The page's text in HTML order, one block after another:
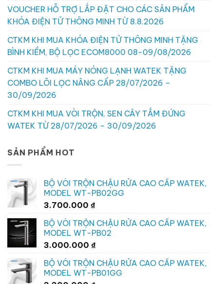
VOUCHER HỖ TRỢ LẮP ĐẶT CHO CÁC SẢN PHẨM
KHÓA ĐIỆN TỬ THÔNG MINH TỪ 8.8.2026
CTKM KHI MUA KHÓA ĐIỆN TỬ THÔNG MINH TẶNG
BÌNH KIỀM, BỘ LỌC ECOM8000 08-09/08/2026
CTKM KHI MUA MÁY NÓNG LẠNH WATEK TẶNG
COMBO LÕI LỌC NÂNG CẤP 28/07/2026 –
30/09/2026
CTKM KHI MUA VÒI TRỘN, SEN CÂY TẮM ĐỨNG
WATEK TỪ 28/07/2026 – 30/09/2026
SẢN PHẨM HOT
BỘ VÒI TRỘN CHẬU RỬA CAO CẤP WATEK,
MODEL WT-PB02GG
3.700.000 ₫
BỘ VÒI TRỘN CHẬU RỬA CAO CẤP WATEK,
MODEL WT-PB02
3.000.000 ₫
BỘ VÒI TRỘN CHẬU RỬA CAO CẤP WATEK,
MODEL WT-PB01GG